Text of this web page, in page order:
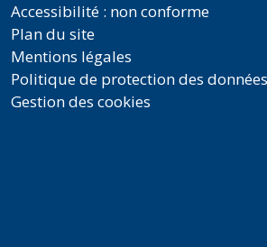
Accessibilité : non conforme
Plan du site
Mentions légales
Politique de protection des données
Gestion des cookies